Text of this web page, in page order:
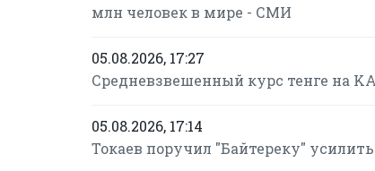
млн человек в мире - СМИ
05.08.2026, 17:27
Средневзвешенный курс тенге на
05.08.2026, 17:14
Токаев поручил "Байтереку"